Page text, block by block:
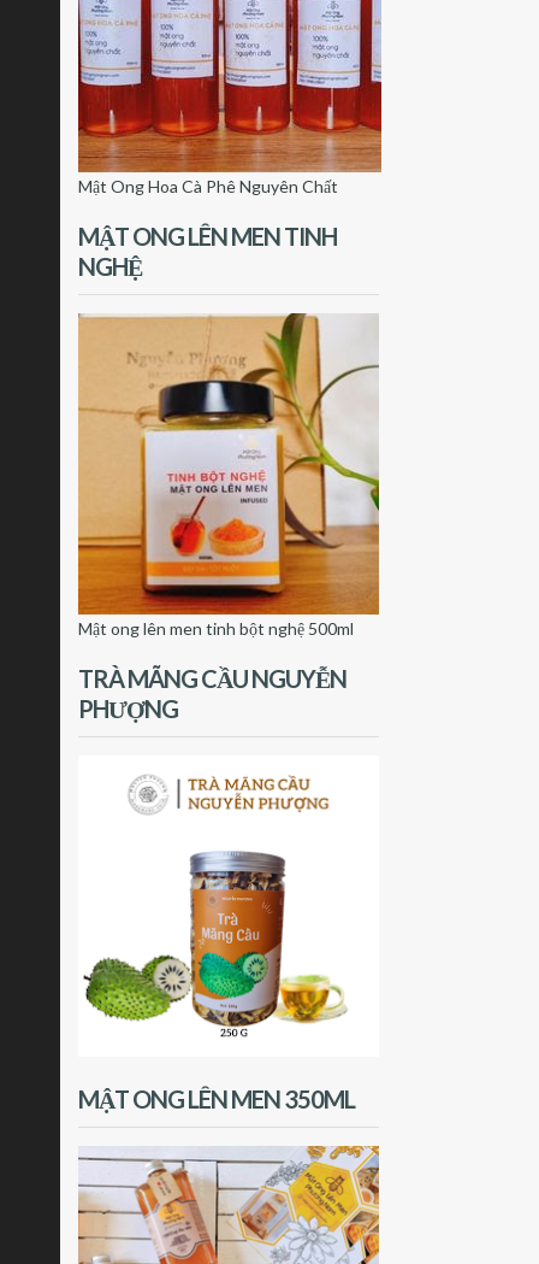
Mật Ong Hoa Cà Phê Nguyên Chất
MẬT ONG LÊN MEN TINH
NGHỆ
Mật ong lên men tinh bột nghệ 500ml
TRÀ MÃNG CẦU NGUYỄN
PHƯỢNG
MẬT ONG LÊN MEN 350ML